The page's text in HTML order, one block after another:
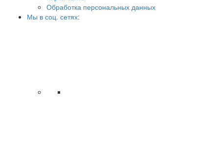
Обработка персональных данных
Мы в соц. сетях: